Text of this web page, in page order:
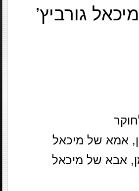
גורביץ’
אמא של מיכאל
אבא של מיכאל